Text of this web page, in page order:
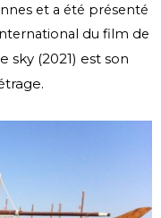
et a été présenté
du film de
sky (2021) est son